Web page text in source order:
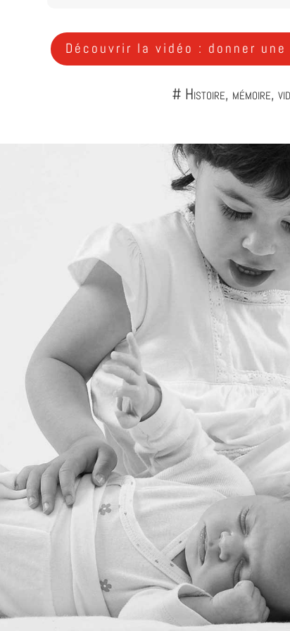
Découvrir la vidéo : donner
# Histoire, mémoire,